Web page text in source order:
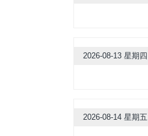
2026-08-13 星期四
2026-08-14 星期五